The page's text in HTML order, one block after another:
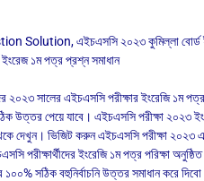
এইচএসসি ২০২৩ কুমিল্লা বোর্ড
১ম পত্র প্রশ্ন সমাধান
২০২৩ সালের এইচএসসি পরীক্ষার ইংরেজি ১ম
উত্তর পেয়ে যাবে। এইচএসসি পরীক্ষা ২০২৩
দেখুন। ভিজিট করুন এইচএসসি পরীক্ষা ২০২৩
ইংরেজি ১ম পত্র পরিক্ষা
সঠিক বহুনির্বাচনি উত্তর সমাধান করে